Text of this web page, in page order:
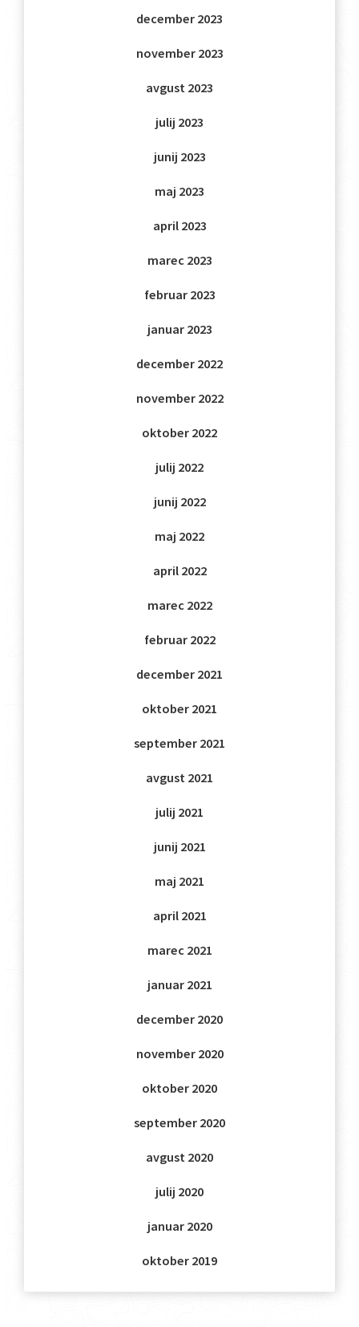
december 2023
november 2023
avgust 2023
julij 2023
junij 2023
maj 2023
april 2023
marec 2023
februar 2023
januar 2023
december 2022
november 2022
oktober 2022
julij 2022
junij 2022
maj 2022
april 2022
marec 2022
februar 2022
december 2021
oktober 2021
september 2021
avgust 2021
julij 2021
junij 2021
maj 2021
april 2021
marec 2021
januar 2021
december 2020
november 2020
oktober 2020
september 2020
avgust 2020
julij 2020
januar 2020
oktober 2019